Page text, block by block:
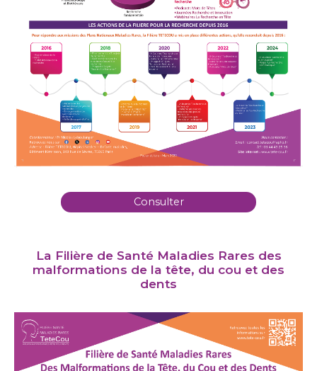
Consulter
La Filière de Santé Maladies Rares des
malformations de la tête, du cou et des
dents